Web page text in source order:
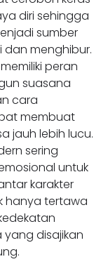
diri sehingga
sumber
menghibur.
peran
suasana
cara
membuat
jauh lebih lucu.
sering
untuk
karakter
hanya tertawa
disajikan